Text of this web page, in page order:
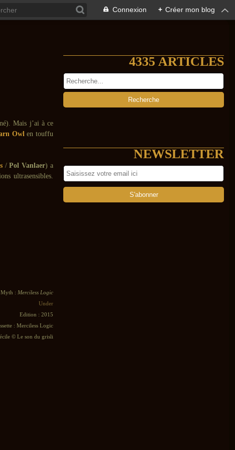
Connexion + Créer mon blog
Mais j’ai à ce
Owlen touffu
/Pol Vanlaer) a
ultrasensibles.
: Merciless Logic
Under
Edition : 2015
: Merciless Logic
© Le son du grisli
4335 ARTICLES
NEWSLETTER